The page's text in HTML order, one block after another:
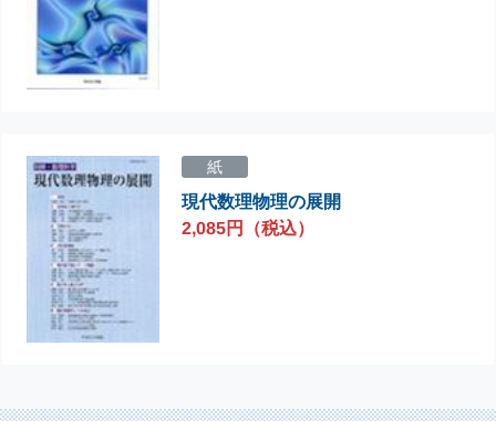
紙
現代数理物理の展開
2,085円（税込）